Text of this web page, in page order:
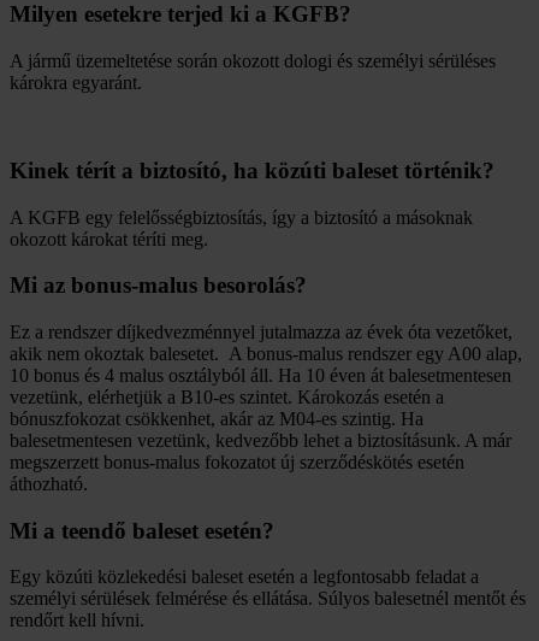
Milyen esetekre terjed ki a KGFB?
A jármű üzemeltetése során okozott dologi és személyi sérüléses
károkra egyaránt.
Kinek térít a biztosító, ha közúti baleset történik?
A KGFB egy felelősségbiztosítás, így a biztosító a másoknak
okozott károkat téríti meg.
Mi az bonus-malus besorolás?
Ez a rendszer díjkedvezménnyel jutalmazza az évek óta vezetőket,
akik nem okoztak balesetet. A bonus-malus rendszer egy A00 alap,
10 bonus és 4 malus osztályból áll. Ha 10 éven át balesetmentesen
vezetünk, elérhetjük a B10-es szintet. Károkozás esetén a
bónuszfokozat csökkenhet, akár az M04-es szintig. Ha
balesetmentesen vezetünk, kedvezőbb lehet a biztosításunk. A már
megszerzett bonus-malus fokozatot új szerződéskötés esetén
áthozható.
Mi a teendő baleset esetén?
Egy közúti közlekedési baleset esetén a legfontosabb feladat a
személyi sérülések felmérése és ellátása. Súlyos balesetnél mentőt és
rendőrt kell hívni.